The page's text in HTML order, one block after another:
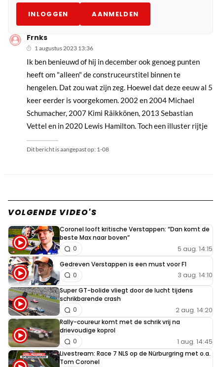
INLOGGEN AANMELDEN
Frnks
1 augustus 2023 13:36
Ik ben benieuwd of hij in december ook genoeg punten
heeft om "alleen" de construceurstitel binnen te
hengelen. Dat zou wat zijn zeg. Hoewel dat deze eeuw al 5
keer eerder is voorgekomen. 2002 en 2004 Michael
Schumacher, 2007 Kimi Räikkönen, 2013 Sebastian
Vettel en in 2020 Lewis Hamilton. Toch een illuster rijtje
Dit bericht is aangepast op: 1-08
VOLGENDE VIDEO'S
Coronel looft kritische Verstappen: “Dan komt de
beste Max naar boven”
5 aug. 14:15
0
Gedreven Verstappen is een must voor F1
3 aug. 14:10
0
Super GT-bolide vliegt door de lucht tijdens
schrikbarende crash
2 aug. 14:20
0
Rally-coureur komt met de schrik vrij na
drievoudige koprol
1 aug. 14:45
0
Livestream: Race 7 NLS op de Nürburgring met o.a.
Tom Coronel